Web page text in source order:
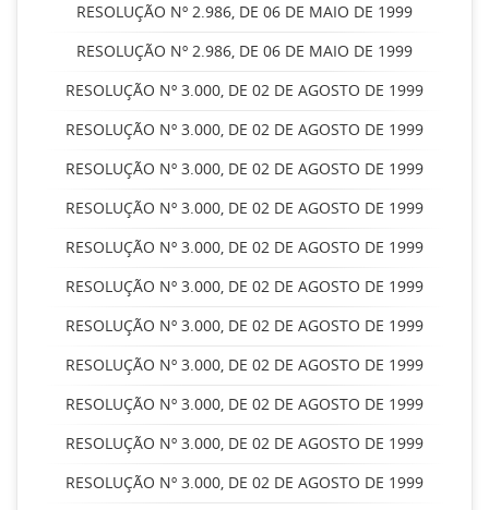
RESOLUÇÃO Nº 2.986, DE 06 DE MAIO DE 1999
RESOLUÇÃO Nº 2.986, DE 06 DE MAIO DE 1999
RESOLUÇÃO Nº 3.000, DE 02 DE AGOSTO DE 1999
RESOLUÇÃO Nº 3.000, DE 02 DE AGOSTO DE 1999
RESOLUÇÃO Nº 3.000, DE 02 DE AGOSTO DE 1999
RESOLUÇÃO Nº 3.000, DE 02 DE AGOSTO DE 1999
RESOLUÇÃO Nº 3.000, DE 02 DE AGOSTO DE 1999
RESOLUÇÃO Nº 3.000, DE 02 DE AGOSTO DE 1999
RESOLUÇÃO Nº 3.000, DE 02 DE AGOSTO DE 1999
RESOLUÇÃO Nº 3.000, DE 02 DE AGOSTO DE 1999
RESOLUÇÃO Nº 3.000, DE 02 DE AGOSTO DE 1999
RESOLUÇÃO Nº 3.000, DE 02 DE AGOSTO DE 1999
RESOLUÇÃO Nº 3.000, DE 02 DE AGOSTO DE 1999